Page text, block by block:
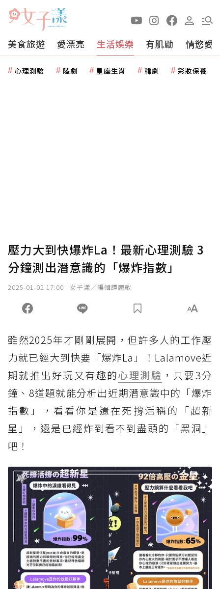
美食旅遊 愛漂亮 生活娛樂 有肌勵 情慾愛
心理測驗 陸劇 星座生肖 韓劇 彩妝保養
壓力大到快爆炸La！最新心理測驗 3
分鐘測出潛意識的「爆炸指數」
2025-01-02 17:00 女子漾／編輯譚麗敏
雖然2025年才剛剛展開，但許多人的工作壓
力就已經大到快要「爆炸La」！Lalamove近
期就推出好玩又有趣的心理測驗 ，只要3分
鐘、8道題就能分析出近期潛意識中的「爆炸
指數」，看看你是還在死撐活稱的「超新
星」，還是已經炸到看不到盡頭的「黑洞」
吧！